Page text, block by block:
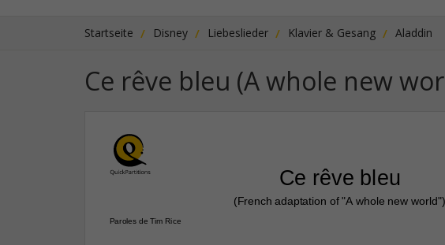
Startseite Disney Liebeslieder Klavier & Gesang Aladdin
Ce rêve bleu (A whole new
Ce rêve bleu
Paroles de Tim Rice
(French adaptation of "A whole new world")